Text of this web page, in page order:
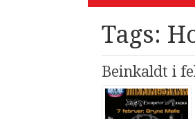
Tags:
Beinkaldt i